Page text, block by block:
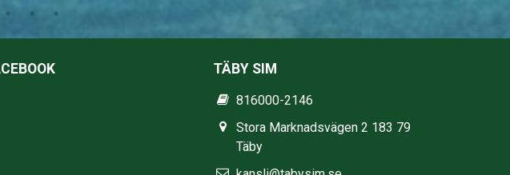
TÄBY SIM
816000-2146
Stora Marknadsvägen 2 183 79
Täby